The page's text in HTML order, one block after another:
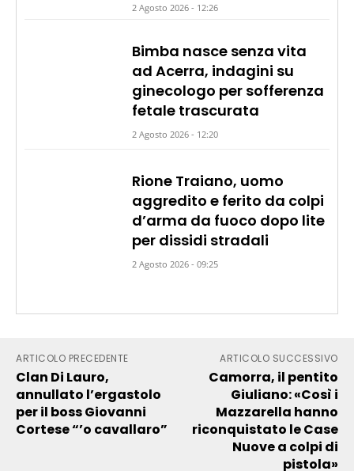
2 Agosto 2026 - 12:26
Bimba nasce senza vita
ad Acerra, indagini su
ginecologo per sofferenza
fetale trascurata
2 Agosto 2026 - 12:20
Rione Traiano, uomo
aggredito e ferito da colpi
d’arma da fuoco dopo lite
per dissidi stradali
2 Agosto 2026 - 09:25
ARTICOLO PRECEDENTE
Clan Di Lauro,
annullato l’ergastolo
per il boss Giovanni
Cortese “’o cavallaro”
ARTICOLO SUCCESSIVO
Camorra, il pentito
Giuliano: «Così i
Mazzarella hanno
riconquistato le Case
Nuove a colpi di
pistola»